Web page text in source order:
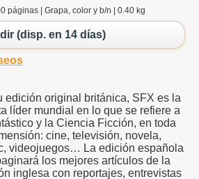
páginas | Grapa, color y b/n | 0.40 kg
(disp. en 14 días)
edición original británica, SFX es la
líder mundial en lo que se refiere a
y la Ciencia Ficción, en toda
cine, televisión, novela,
videojuegos… La edición española
los mejores artículos de la
inglesa con reportajes, entrevistas